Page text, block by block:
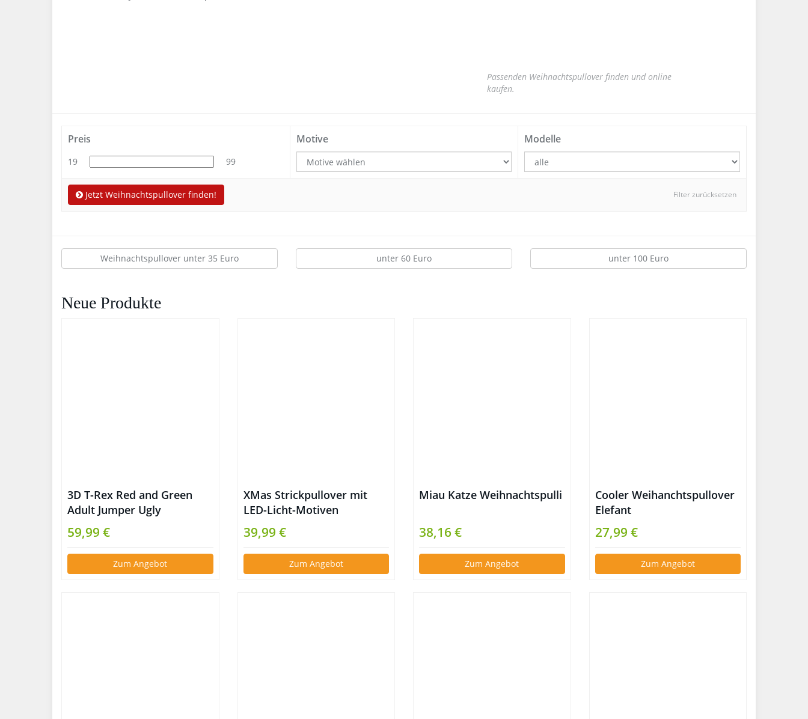
Passenden Weihnachtspullover finden und online
kaufen.
Preis
19 99
Motive Modelle
Filter zurücksetzen
Jetzt Weihnachtspullover finden!
Weihnachtspullover unter 35 Euro unter 60 Euro unter 100 Euro
Neue Produkte
3D T-Rex Red and Green
Adult Jumper Ugly
Christmas Sweater
59,99 €
Zum Angebot
XMas Strickpullover mit
LED-Licht-Motiven
Weihnachtsmann
39,99 €
Zum Angebot
Miau Katze Weihnachtspulli
38,16 €
Zum Angebot
Cooler Weihanchtspullover
Elefant
27,99 €
Zum Angebot